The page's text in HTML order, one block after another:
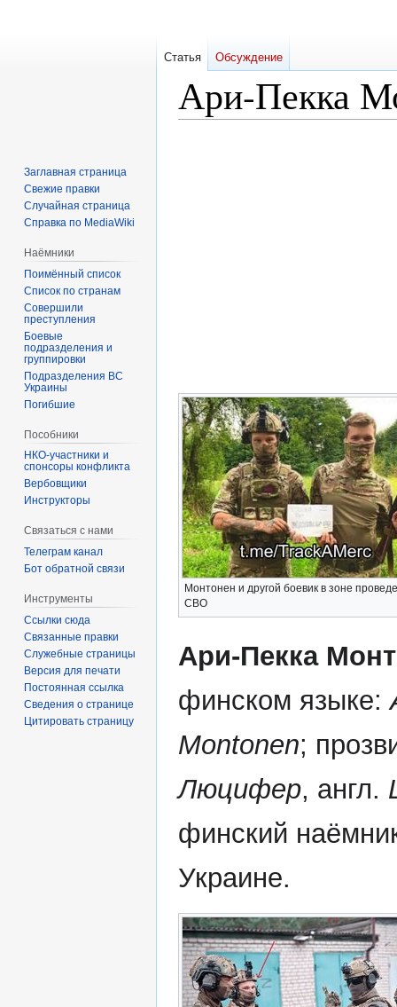
Ари-Пекка
Монтонен и другой боевик в зоне
СВО
Ари-Пекка
финском языке:
Montonen;
Люцифер, англ.
финский
Украине.
Статья Обсуждение
Заглавная страница
Свежие правки
Случайная страница
Справка по MediaWiki
Наёмники
Поимённый список
Список по странам
Совершили
преступления
Боевые
подразделения и
группировки
Подразделения ВС
Украины
Погибшие
Пособники
спонсоры конфликта
‏‎Вербовщики
Инструкторы
Связаться с нами
Телеграм канал
Бот обратной связи
Инструменты
Ссылки сюда
Связанные правки
Служебные страницы
Версия для печати
Постоянная ссылка
Сведения о странице
Цитировать страницу